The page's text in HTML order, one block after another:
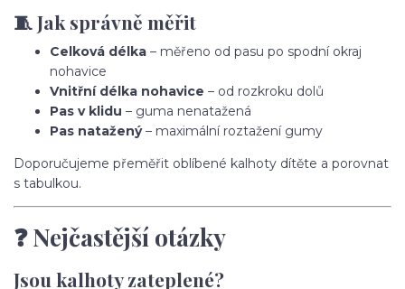
🧵 Jak správně měřit
Celková délka – měřeno od pasu po spodní okraj
nohavice
Vnitřní délka nohavice – od rozkroku dolů
Pas v klidu – guma nenatažená
Pas natažený– maximální roztažení gumy
Doporučujeme přeměřit oblíbené kalhoty dítěte a porovnat
s tabulkou.
❓ Nejčastější otázky
Jsou kalhoty zateplené?